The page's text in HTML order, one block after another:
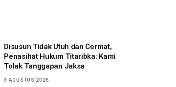
Disusun Tidak Utuh dan Cermat,
Penasihat Hukum Titaribka: Kami
Tolak Tanggapan Jaksa
3 AGUSTUS 2026